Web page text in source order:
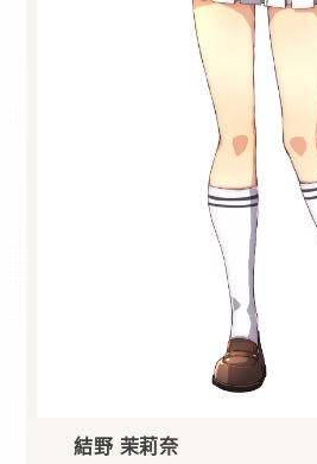
結野 茉莉奈